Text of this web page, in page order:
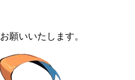
願いいたします。